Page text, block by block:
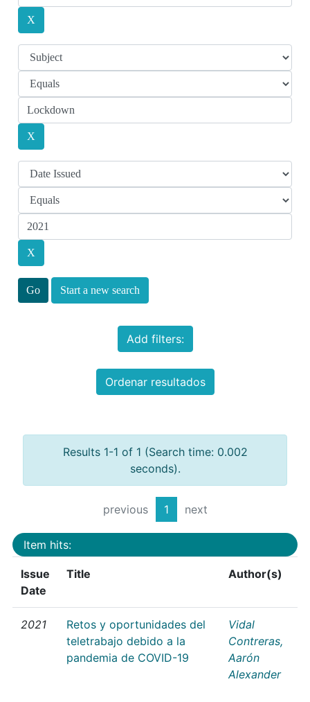
Start a new search
Add filters:
Ordenar resultados
Results 1-1 of 1 (Search time: 0.002
seconds).
previous 1 next
Item hits:
Issue
Date
Title Author(s)
2021
Retos y oportunidades del
teletrabajo debido a la
pandemia de COVID-19
Vidal
Contreras,
Aarón
Alexander